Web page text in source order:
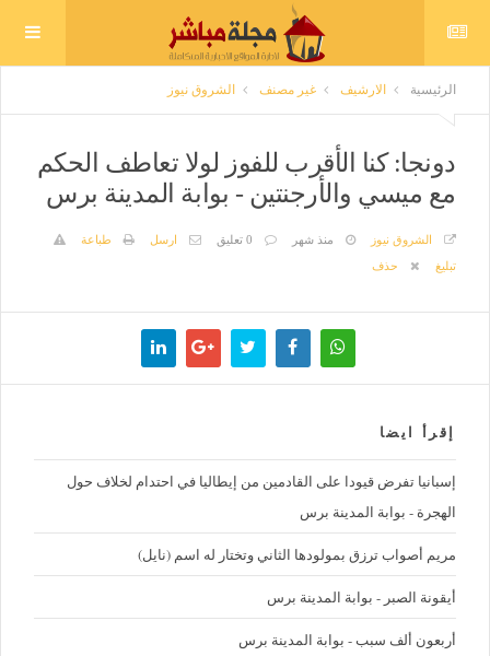
الرئيسية الارشيف غير مصنف الشروق نيوز
دونجا: كنا الأقرب للفوز لولا تعاطف الحكم
مع ميسي والأرجنتين - بوابة المدينة برس
الشروق نيوز منذ شهر 0 تعليق ارسل
طباعة
تبليغ
حذف
إقرأ ايضا
إسبانيا تفرض قيودا على القادمين من إيطاليا في احتدام لخلاف حول
الهجرة - بوابة المدينة برس
مريم أصواب ترزق بمولودها الثاني وتختار له اسم (نايل)
أيقونة الصبر - بوابة المدينة برس
أربعون ألف سبب - بوابة المدينة برس